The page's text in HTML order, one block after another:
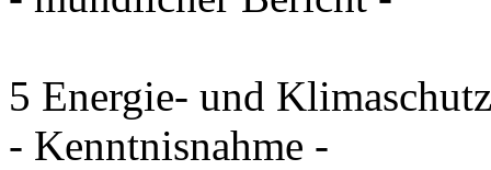
5 Energie- und
- Kenntnisnahme -